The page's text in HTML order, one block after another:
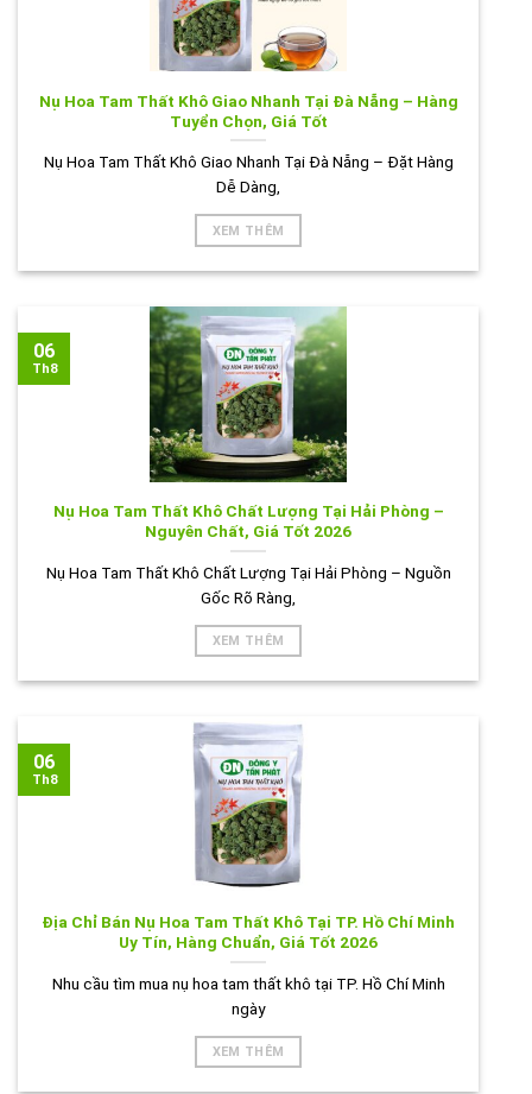
Nụ Hoa Tam Thất Khô Giao Nhanh Tại Đà Nẵng – Hàng
Tuyển Chọn, Giá Tốt
Nụ Hoa Tam Thất Khô Giao Nhanh Tại Đà Nẵng – Đặt Hàng
Dễ Dàng,
XEM THÊM
Nụ Hoa Tam Thất Khô Chất Lượng Tại Hải Phòng –
Nguyên Chất, Giá Tốt 2026
Nụ Hoa Tam Thất Khô Chất Lượng Tại Hải Phòng – Nguồn
Gốc Rõ Ràng,
XEM THÊM
06
Th8
Địa Chỉ Bán Nụ Hoa Tam Thất Khô Tại TP. Hồ Chí Minh
Uy Tín, Hàng Chuẩn, Giá Tốt 2026
Nhu cầu tìm mua nụ hoa tam thất khô tại TP. Hồ Chí Minh
ngày
XEM THÊM
06
Th8